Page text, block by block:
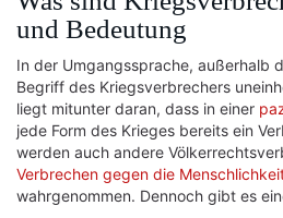
und Bedeutung
In der Umgangssprache, außerhalb
Begriff des Kriegsverbrechers
liegt mitunter daran, dass in einer
jede Form des Krieges bereits ein
werden auch andere
Verbrechen gegen die
wahrgenommen. Dennoch gibt es